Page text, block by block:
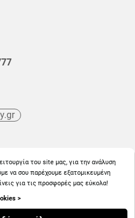
EasyPharmacy.gr
του site μας, για την ανάλυση
να σου παρέχουμε εξατομικευμένη
για τις προσφορές μας εύκολα!
>